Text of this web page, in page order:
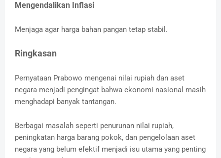
Mengendalikan Inflasi
Menjaga agar harga bahan pangan tetap stabil.
Ringkasan
Pernyataan Prabowo mengenai nilai rupiah dan aset
negara menjadi pengingat bahwa ekonomi nasional masih
menghadapi banyak tantangan.
Berbagai masalah seperti penurunan nilai rupiah,
peningkatan harga barang pokok, dan pengelolaan aset
negara yang belum efektif menjadi isu utama yang penting